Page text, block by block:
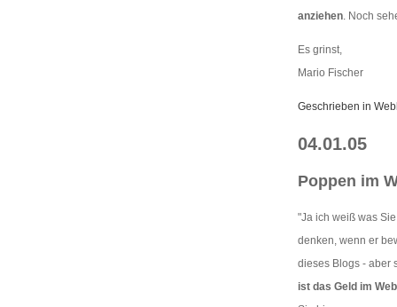
anziehen . Noch
Es grinst,
Mario Fischer
Geschrieben in
04.01.05
Poppen im
"Ja ich weiß was
denken, wenn er
dieses Blogs - aber
ist das Geld im Web